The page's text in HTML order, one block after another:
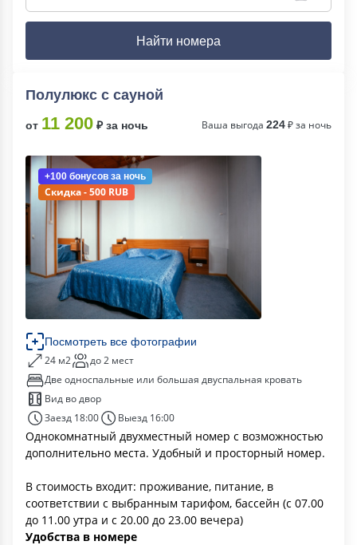
Найти номера
Полулюкс с сауной
от 11 200 ₽ за ночь Ваша выгода 224₽ за ночь
+100 бонусов за ночь
Скидка - 500 RUB
Посмотреть все фотографии
24 м2
до 2 мест
Две односпальные или большая двуспальная кровать
Вид во двор
Заезд 18:00
Выезд 16:00
Однокомнатный двухместный номер с возможностью
дополнительно места. Удобный и просторный номер.
В стоимость входит: проживание, питание, в
соответствии с выбранным тарифом, бассейн (с 07.00
до 11.00 утра и с 20.00 до 23.00 вечера)
Удобства в номере